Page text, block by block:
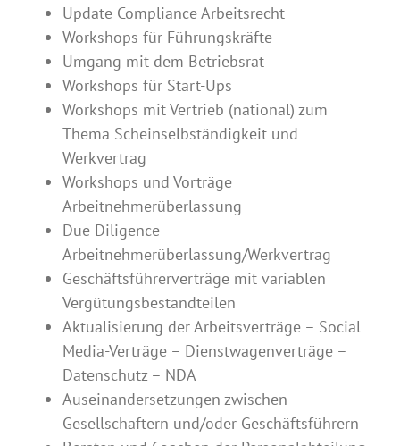
Update Compliance Arbeitsrecht
Workshops für Führungskräfte
Umgang mit dem Betriebsrat
Workshops für Start-Ups
Workshops mit Vertrieb (national) zum
Thema Scheinselbständigkeit und
Werkvertrag
Workshops und Vorträge
Arbeitnehmerüberlassung
Due Diligence
Arbeitnehmerüberlassung/Werkvertrag
Geschäftsführerverträge mit variablen
Vergütungsbestandteilen
Aktualisierung der Arbeitsverträge – Social
Media-Verträge – Dienstwagenverträge –
Datenschutz – NDA
Auseinandersetzungen zwischen
Gesellschaftern und/oder Geschäftsführern